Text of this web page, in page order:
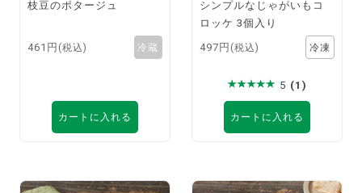
枝豆のポタージュ
461円 (税込)
カートに入れる
シンプルなじゃがいもコ
ロッケ 3個入り
497円 (税込)
5 (1)
カートに入れる